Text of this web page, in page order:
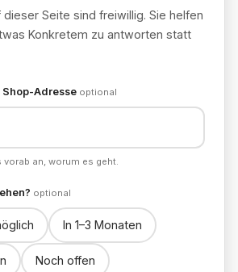
dieser Seite sind freiwillig. Sie helfen
Konkretem zu antworten statt
Shop-Adresse optional
vorab an, worum es geht.
optional
In 1–3 Monaten
Noch offen